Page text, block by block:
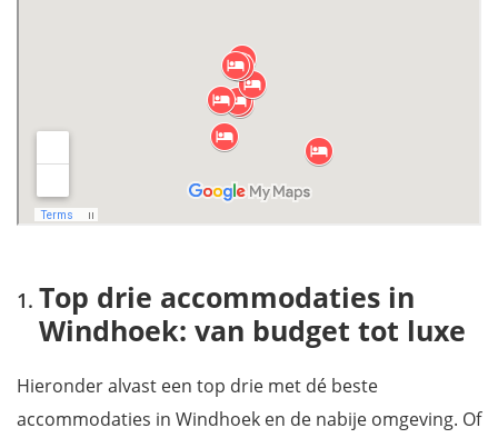
Top drie accommodaties in
Windhoek: van budget tot luxe
Hieronder alvast een top drie met dé beste
accommodaties in Windhoek en de nabije omgeving. Of